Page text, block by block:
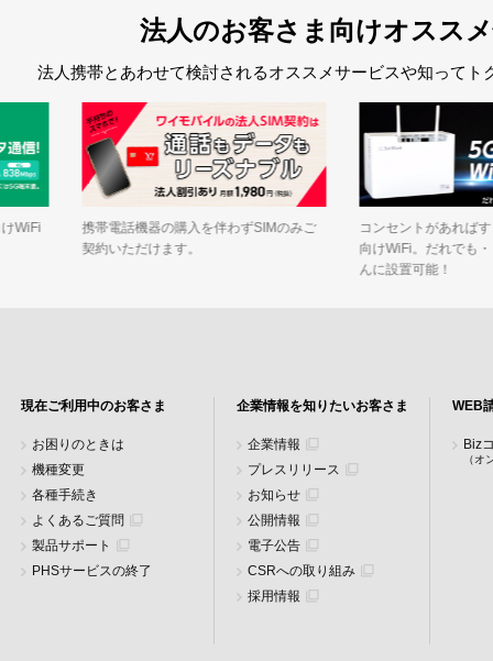
法人のお客さま向けオスス
法人携帯とあわせて検討されるオススメサービスや知ってト
WiFi
携帯電話機器の購入を伴わずSIMのみご
契約いただけます。
コンセントがあれば
向けWiFi。だれでも
んに設置可能！
現在ご利用中のお客さま
お困りのときは
機種変更
各種手続き
よくあるご質問
製品サポート
PHSサービスの終了
企業情報を知りたいお客さま
企業情報
プレスリリース
お知らせ
公開情報
電子公告
CSRへの取り組み
採用情報
WEB
Biz
（オ